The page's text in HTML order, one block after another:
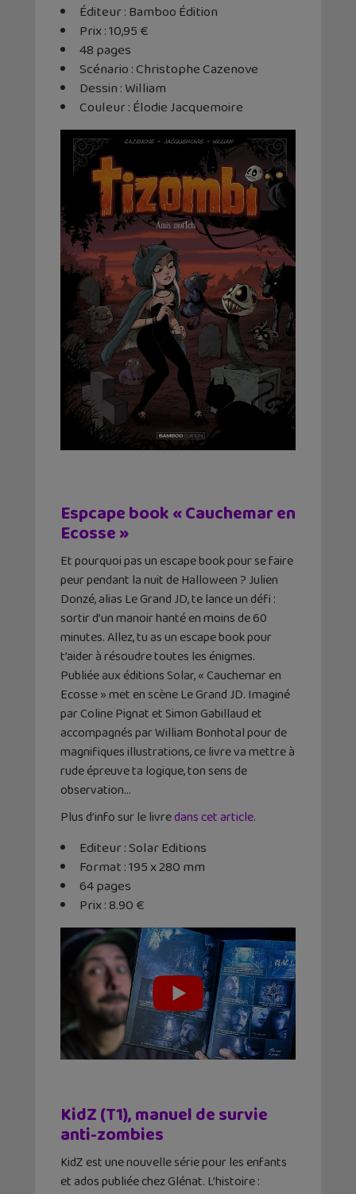
Éditeur : Bamboo Édition
Prix : 10,95 €
48 pages
Scénario : Christophe Cazenove
Dessin : William
Couleur : Élodie Jacquemoire
Espcape book « Cauchemar en
Ecosse »
Et pourquoi pas un escape book pour se faire
peur pendant la nuit de Halloween ? Julien
Donzé, alias Le Grand JD, te lance un défi :
sortir d’un manoir hanté en moins de 60
minutes. Allez, tu as un escape book pour
t’aider à résoudre toutes les énigmes.
Publiée aux éditions Solar, « Cauchemar en
Ecosse » met en scène Le Grand JD. Imaginé
par Coline Pignat et Simon Gabillaud et
accompagnés par William Bonhotal pour de
magnifiques illustrations, ce livre va mettre à
rude épreuve ta logique, ton sens de
observation…
Plus d’info sur le livredans cet article.
Editeur : Solar Editions
Format : 195 x 280 mm
64 pages
Prix : 8.90 €
KidZ (T1), manuel de survie
anti-zombies
KidZ est une nouvelle série pour les enfants
et ados publiée chez Glénat. L’histoire :